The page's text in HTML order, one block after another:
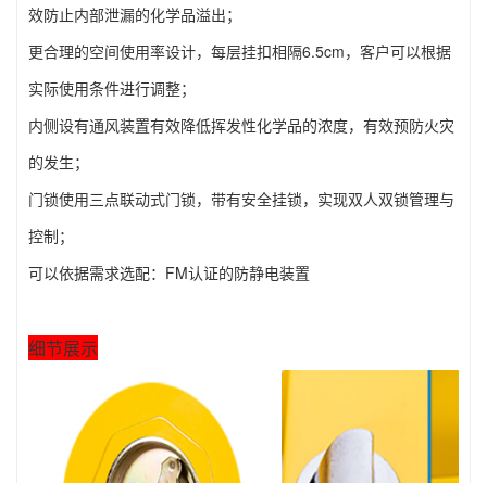
效防止内部泄漏的化学品溢出；
更合理的空间使用率设计，每层挂扣相隔6.5cm，客户可以根据
实际使用条件进行调整；
内侧设有通风装置有效降低挥发性化学品的浓度，有效预防火灾
的发生；
门锁使用三点联动式门锁，带有安全挂锁，实现双人双锁管理与
控制；
可以依据需求选配：FM认证的防静电装置
细节展示